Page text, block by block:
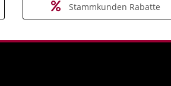
Stammkunden Rabatte